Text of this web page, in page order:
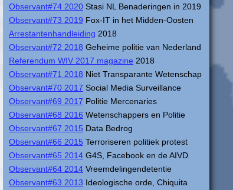
Observant#74 2020 Stasi NL Benaderingen in 2019
Observant#73 2019 Fox-IT in het Midden-Oosten
Arrestantenhandleiding 2018
Observant#72 2018 Geheime politie van Nederland
Referendum WIV 2017 magazine 2018
Observant#71 2018 Niet Transparante Wetenschap
Observant#70 2017 Social Media Surveillance
Observant#69 2017 Politie Mercenaries
Observant#68 2016 Wetenschappers en Politie
Observant#67 2015 Data Bedrog
Observant#66 2015 Terroriseren politiek protest
Observant#65 2014 G4S, Facebook en de AIVD
Observant#64 2014 Vreemdelingendetentie
Observant#63 2013 Ideologische orde, Chiquita